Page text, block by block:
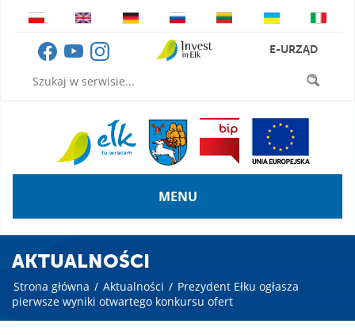
E-URZĄD
MENU
AKTUALNOŚCI
Strona główna / Aktualności / Prezydent Ełku ogłasza
pierwsze wyniki otwartego konkursu ofert